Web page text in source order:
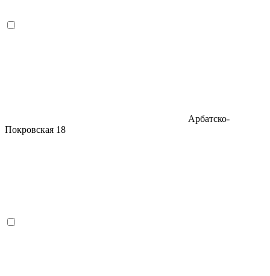
Арбатско-
Покровская 18